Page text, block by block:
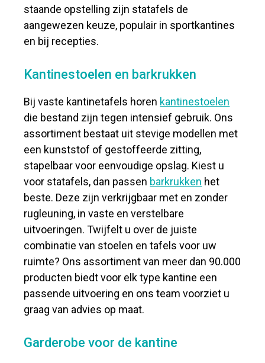
staande opstelling zijn statafels de
aangewezen keuze, populair in sportkantines
en bij recepties.
Kantinestoelen en barkrukken
Bij vaste kantinetafels horen kantinestoelen
die bestand zijn tegen intensief gebruik. Ons
assortiment bestaat uit stevige modellen met
een kunststof of gestoffeerde zitting,
stapelbaar voor eenvoudige opslag. Kiest u
voor statafels, dan passen barkrukken het
beste. Deze zijn verkrijgbaar met en zonder
rugleuning, in vaste en verstelbare
uitvoeringen. Twijfelt u over de juiste
combinatie van stoelen en tafels voor uw
ruimte? Ons assortiment van meer dan 90.000
producten biedt voor elk type kantine een
passende uitvoering en ons team voorziet u
graag van advies op maat.
Garderobe voor de kantine